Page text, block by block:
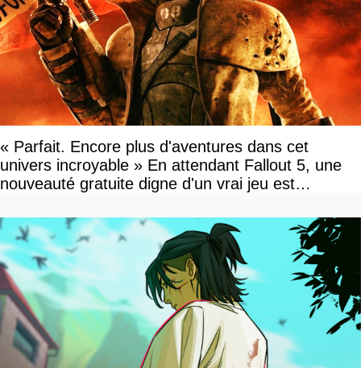
« Parfait. Encore plus d'aventures dans cet
univers incroyable » En attendant Fallout 5, une
nouveauté gratuite digne d'un vrai jeu est